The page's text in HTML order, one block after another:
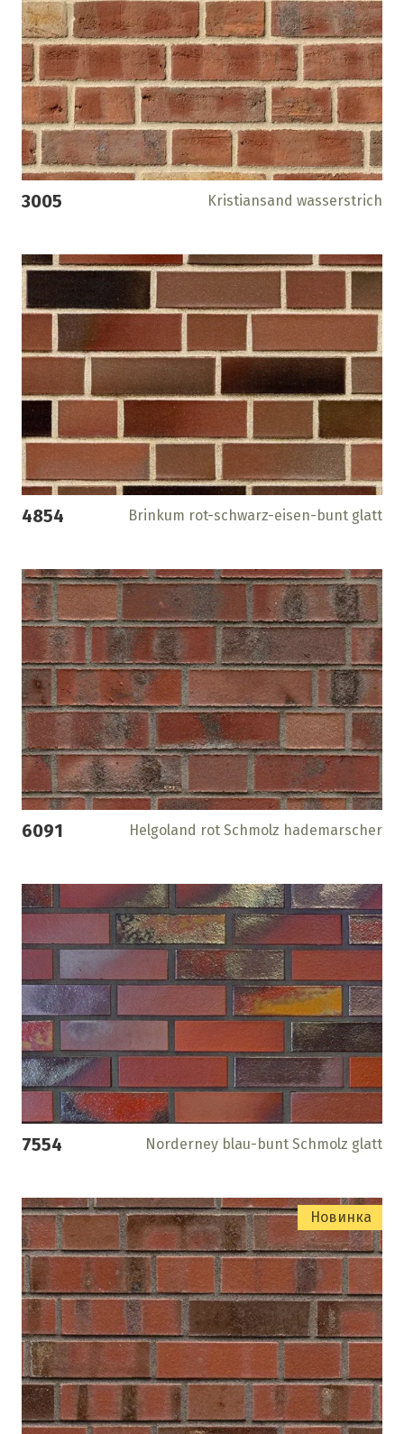
3005 Kristiansand wasserstrich
4854 Brinkum rot-schwarz-eisen-bunt glatt
6091 Helgoland rot Schmolz hademarscher
7554 Norderney blau-bunt Schmolz glatt
Новинка